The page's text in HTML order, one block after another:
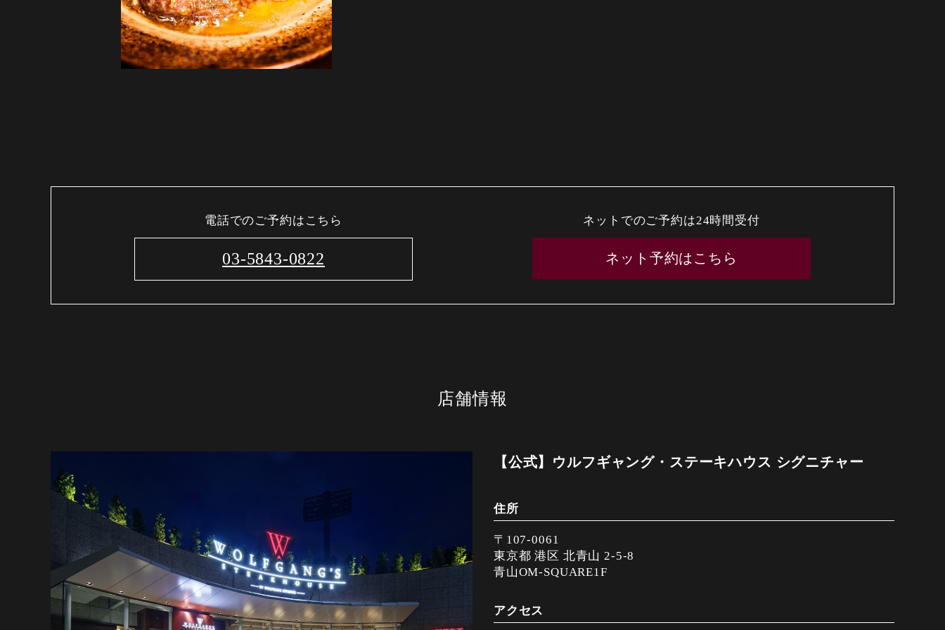
電話でのご予約はこちら
03-5843-0822
ネットでのご予約は24時間受付
ネット予約はこちら
店舗情報
【公式】ウルフギャング・ステーキハウス シグニチャー
住所
〒107-0061
東京都 港区 北青山 2-5-8
青山OM-SQUARE1F
アクセス